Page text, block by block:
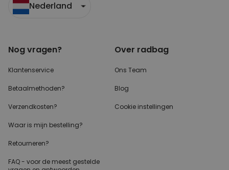
Nederland
Nog vragen?
Klantenservice
Betaalmethoden?
Verzendkosten?
Waar is mijn bestelling?
Retourneren?
FAQ - voor de meest gestelde
Over radbag
Ons Team
Blog
Cookie instellingen